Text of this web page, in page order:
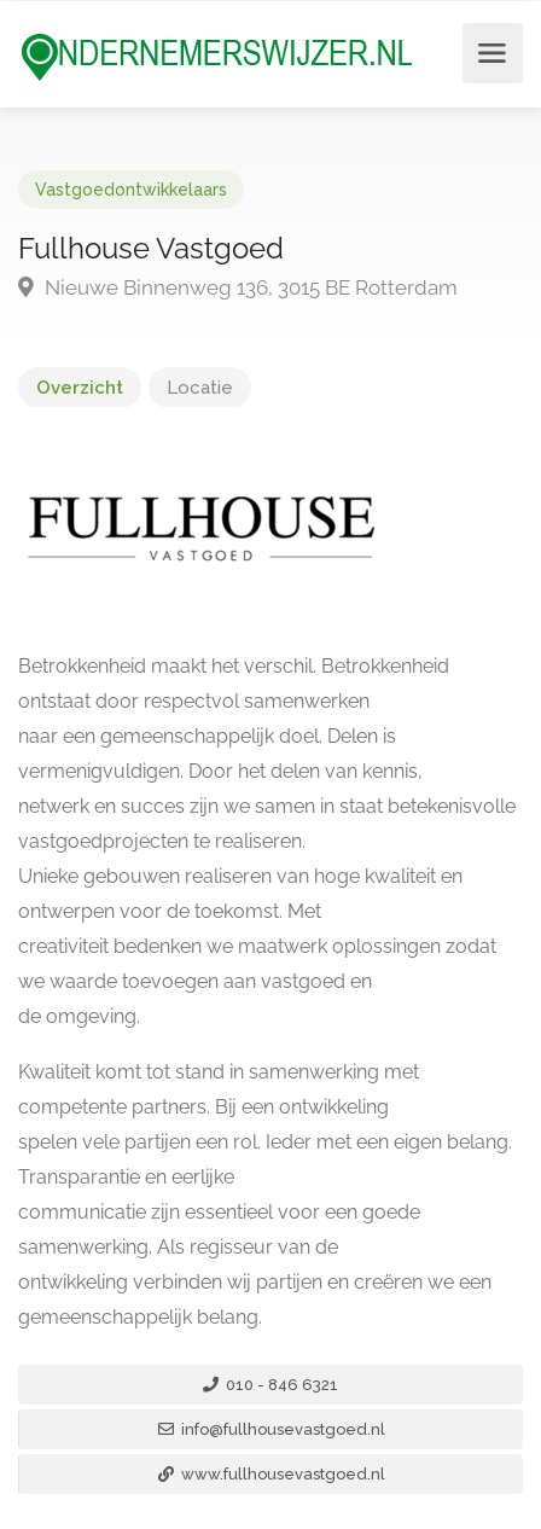
Vastgoedontwikkelaars
Fullhouse Vastgoed
Nieuwe Binnenweg 136, 3015 BE Rotterdam
Overzicht Locatie
Betrokkenheid maakt het verschil. Betrokkenheid
ontstaat door respectvol samenwerken
naar een gemeenschappelijk doel. Delen is
vermenigvuldigen. Door het delen van kennis,
netwerk en succes zijn we samen in staat betekenisvolle
vastgoedprojecten te realiseren.
Unieke gebouwen realiseren van hoge kwaliteit en
ontwerpen voor de toekomst. Met
creativiteit bedenken we maatwerk oplossingen zodat
we waarde toevoegen aan vastgoed en
de omgeving.
Kwaliteit komt tot stand in samenwerking met
competente partners. Bij een ontwikkeling
spelen vele partijen een rol. Ieder met een eigen belang.
Transparantie en eerlijke
communicatie zijn essentieel voor een goede
samenwerking. Als regisseur van de
ontwikkeling verbinden wij partijen en creëren we een
gemeenschappelijk belang.
010 - 846 6321
info@fullhousevastgoed.nl
www.fullhousevastgoed.nl